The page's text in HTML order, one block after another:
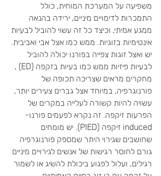
משפיעה על המערכת המוחית, כולל
התמכרות לדימויים מיניים, ירידה בהנאה
ממגע אמיתי, וכיצד כל זה עשוי להוביל לבעיות
אינטימיות בזוגיות. ממש כמו אצל אבי ואביבית.
יש ואצל זוגות צפייה בפורנו יכולה להוביל
לבעיות פיזיות ממש כמו בעיות בזקפה (ED) ,
מחקרים מראים שצריכה תכופה של
פורנוגרפיה, במיוחד אצל גברים צעירים יותר,
עשויה להיות קשורה לעלייה במקרים של
הפרעות זיקפה. זה נקרא לפעמים פורנו-
induced זיקפה (PIED). יש מומחים
שחושבים שגירוי היתר שמספק פורנוגרפיה
גורם לחוסר רגישות של אנשים לגירויים מיניים
רגילים, ועלול לפגוע ביכולת להשיג או לשמור